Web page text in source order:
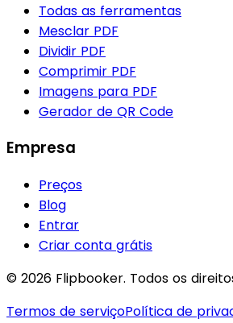
Todas as ferramentas
Mesclar PDF
Dividir PDF
Comprimir PDF
Imagens para PDF
Gerador de QR Code
Empresa
Preços
Blog
Entrar
Criar conta grátis
© 2026 Flipbooker. Todos os
Termos de serviçoPolítica de